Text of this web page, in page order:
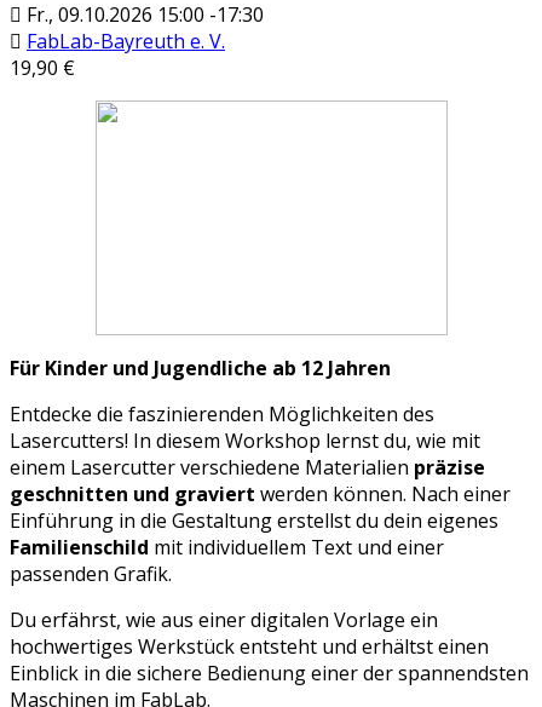
Fr., 09.10.2026 15:00 -17:30
FabLab-Bayreuth e. V.
19,90 €
Für Kinder und Jugendliche ab 12 Jahren
Entdecke die faszinierenden Möglichkeiten des
Lasercutters! In diesem Workshop lernst du, wie mit
einem Lasercutter verschiedene Materialien präzise
geschnitten und graviert werden können. Nach einer
Einführung in die Gestaltung erstellst du dein eigenes
Familienschild mit individuellem Text und einer
passenden Grafik.
Du erfährst, wie aus einer digitalen Vorlage ein
hochwertiges Werkstück entsteht und erhältst einen
Einblick in die sichere Bedienung einer der spannendsten
Maschinen im FabLab.